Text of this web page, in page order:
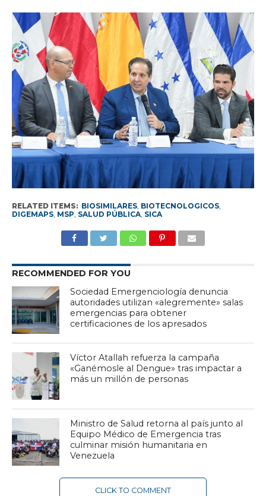
RELATED ITEMS: BIOSIMILARES, BIOTECNOLOGICOS,
DIGEMAPS, MSP, SALUD PÚBLICA, SICA
RECOMMENDED FOR YOU
Sociedad Emergenciología denuncia
autoridades utilizan «alegremente» salas
emergencias para obtener
certificaciones de los apresados
Víctor Atallah refuerza la campaña
«Ganémosle al Dengue» tras impactar a
más un millón de personas
Ministro de Salud retorna al país junto al
Equipo Médico de Emergencia tras
culminar misión humanitaria en
Venezuela
CLICK TO COMMENT